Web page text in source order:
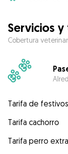
Servicios y
Cobertura
Tarifa de festivos
Tarifa cachorro
Tarifa perro extra